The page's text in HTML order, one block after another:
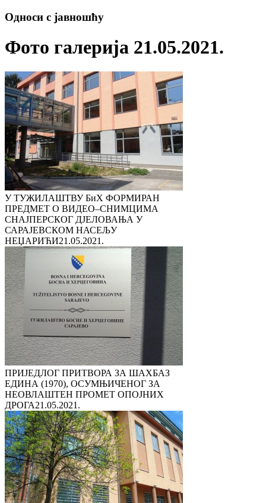
Односи с јавношћу
Фото галерија 21.05.2021.
У ТУЖИЛАШТВУ БиХ ФОРМИРАН
ПРЕДМЕТ О ВИДЕО–СНИМЦИМА
СНАЈПЕРСКОГ ДЈЕЛОВАЊА У
САРАЈЕВСКОМ НАСЕЉУ
НЕЏАРИЋИ21.05.2021.
ПРИЈЕДЛОГ ПРИТВОРА ЗА ШАХБАЗ
ЕДИНА (1970), ОСУМЊИЧЕНОГ ЗА
НЕОВЛАШТЕН ПРОМЕТ ОПОЈНИХ
ДРОГА21.05.2021.